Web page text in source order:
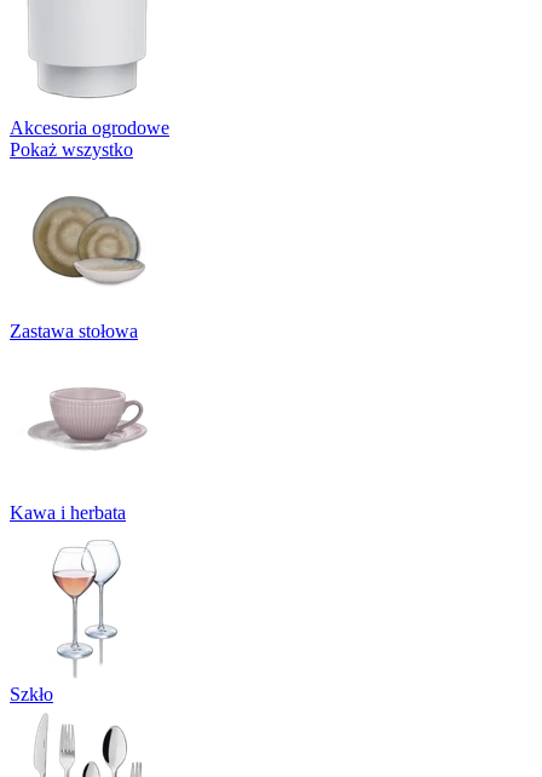
Akcesoria ogrodowe
Pokaż wszystko
Zastawa stołowa
Kawa i herbata
Szkło